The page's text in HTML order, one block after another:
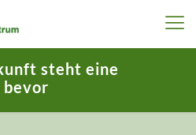
steht eine
bevor